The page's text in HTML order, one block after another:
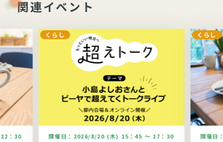
関連イベント
：30
くらし
開催日： 2026/8/20 (木) 15：45 ～ 17：30
くらし
開催日